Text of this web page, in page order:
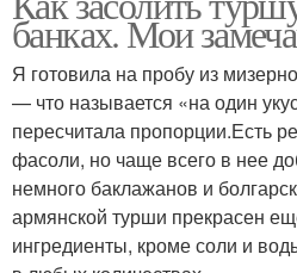
банках. Мои
Я готовила на пробу из
— что называется «на один
пересчитала пропорции.Есть
фасоли, но чаще всего в нее
немного баклажанов и
армянской турши прекрасен
ингредиенты, кроме соли и